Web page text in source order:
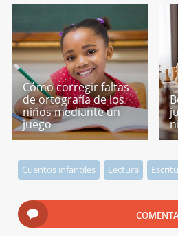
Cómo corregir faltas
de ortografía de los
niños mediante un
juego
Cuentos infantiles Lectura